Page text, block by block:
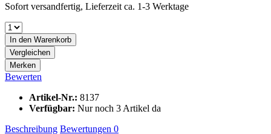
Sofort versandfertig, Lieferzeit ca. 1-3 Werktage
In den Warenkorb
Vergleichen
Merken
Bewerten
Artikel-Nr.: 8137
Verfügbar: Nur noch 3 Artikel da
Beschreibung Bewertungen 0